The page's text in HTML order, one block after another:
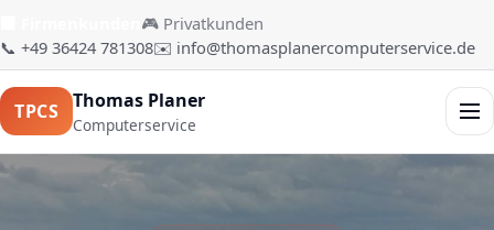
🎮 Privatkunden
📞 +49 36424 781308✉️ info@thomasplanercomputerservice.de
TPCS Thomas Planer
Computerservice